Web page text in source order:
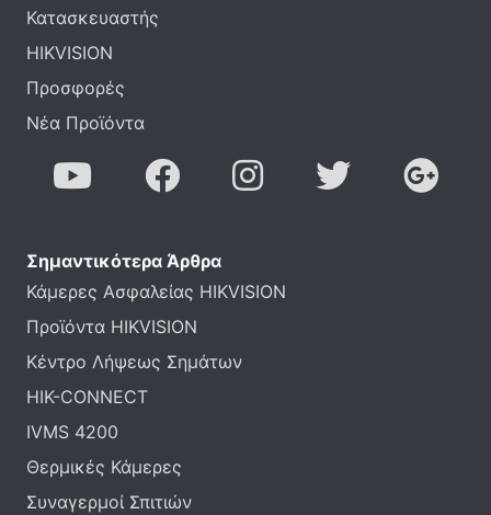
Κατασκευαστής
HIKVISION
Προσφορές
Νέα Προϊόντα
Σημαντικότερα Άρθρα
Κάμερες Ασφαλείας HIKVISION
Προϊόντα HIKVISION
Κέντρο Λήψεως Σημάτων
HIK-CONNECT
IVMS 4200
Θερμικές Κάμερες
Συναγερμοί Σπιτιών